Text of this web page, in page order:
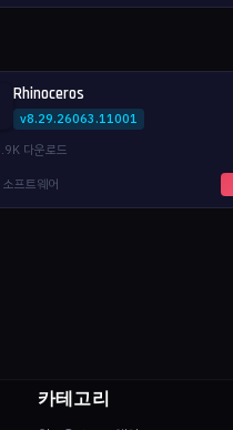
Rhinoceros
v8.29.26063.11001
다운로드
프트웨어
카테고리